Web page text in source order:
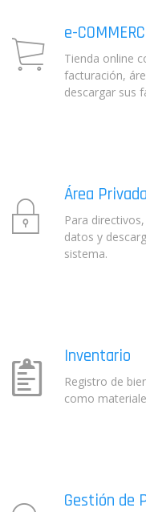
e-
Tienda online
facturación,
descargar sus
Área Privada
Para
datos y
sistema.
Inventario
Registro de
como
Gestión de